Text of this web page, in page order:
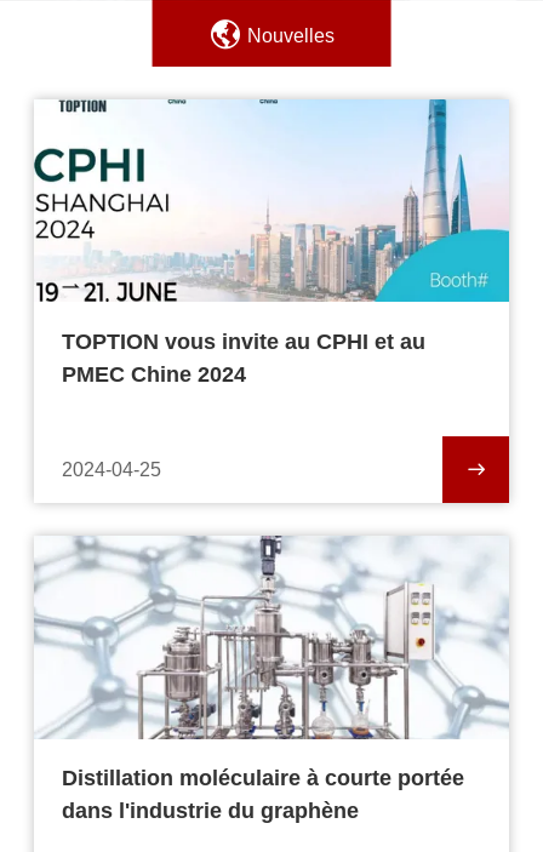
Nouvelles
TOPTION vous invite au CPHI et au
PMEC Chine 2024
2024-04-25
Distillation moléculaire à courte portée
dans l'industrie du graphène